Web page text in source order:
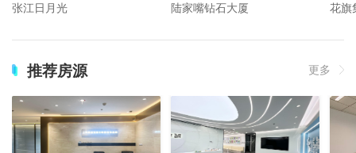
张江日月光 陆家嘴钻石大厦 花旗
推荐房源 更多